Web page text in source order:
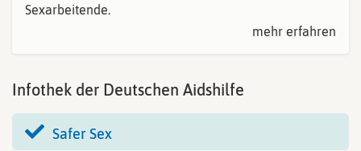
Sexarbeitende.
mehr erfahren
Infothek der Deutschen Aidshilfe
Safer Sex